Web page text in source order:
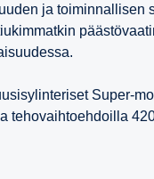
ja toiminnallisen
Super-
tehovaihtoehdoilla